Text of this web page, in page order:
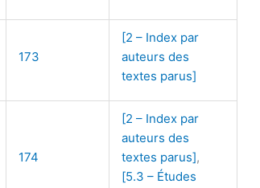
173
[2 – Index par
auteurs des
textes parus]
174
[2 – Index par
auteurs des
textes parus],
[5.3 – Études